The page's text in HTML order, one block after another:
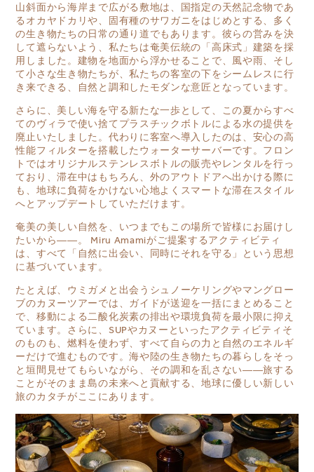
山斜面から海岸まで広がる敷地は、国指定の天然記念物であ
るオカヤドカリや、固有種のサワガニをはじめとする、多く
の生き物たちの日常の通り道でもあります。彼らの営みを決
して遮らないよう、私たちは奄美伝統の「高床式」建築を採
用しました。建物を地面から浮かせることで、風や雨、そし
て小さな生き物たちが、私たちの客室の下をシームレスに行
き来できる、自然と調和したモダンな意匠となっています。
さらに、美しい海を守る新たな一歩として、この夏からすべ
てのヴィラで使い捨てプラスチックボトルによる水の提供を
廃止いたしました。代わりに客室へ導入したのは、安心の高
性能フィルターを搭載したウォーターサーバーです。フロン
トではオリジナルステンレスボトルの販売やレンタルを行っ
ており、滞在中はもちろん、外のアウトドアへ出かける際に
も、地球に負荷をかけない心地よくスマートな滞在スタイル
へとアップデートしていただけます。
奄美の美しい自然を、いつまでもこの場所で皆様にお届けし
たいから――。 Miru Amamiがご提案するアクティビティ
は、すべて「自然に出会い、同時にそれを守る」という思想
に基づいています。
たとえば、ウミガメと出会うシュノーケリングやマングロー
ブのカヌーツアーでは、ガイドが送迎を一括にまとめること
で、移動による二酸化炭素の排出や環境負荷を最小限に抑え
ています。さらに、SUPやカヌーといったアクティビティそ
のものも、燃料を使わず、すべて自らの力と自然のエネルギ
ーだけで進むものです。海や陸の生き物たちの暮らしをそっ
と垣間見せてもらいながら、その調和を乱さない――旅する
ことがそのまま島の未来へと貢献する、地球に優しい新しい
旅のカタチがここにあります。